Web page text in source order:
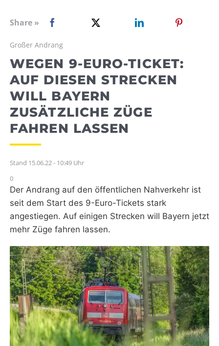
Share »
Großer Andrang
WEGEN 9-EURO-TICKET:
AUF DIESEN STRECKEN
WILL BAYERN
ZUSÄTZLICHE ZÜGE
FAHREN LASSEN
Stand 15.06.22 - 10:49 Uhr
0
Der Andrang auf den öffentlichen Nahverkehr ist
seit dem Start des 9-Euro-Tickets stark
angestiegen. Auf einigen Strecken will Bayern jetzt
mehr Züge fahren lassen.